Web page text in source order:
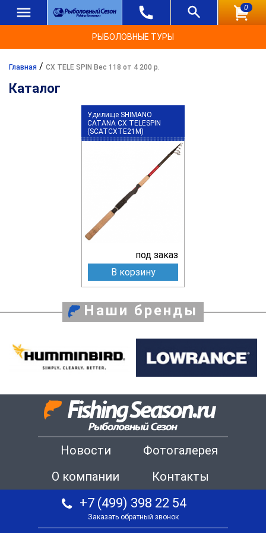
0
РЫБОЛОВНЫЕ ТУРЫ
Главная / CX TELE SPIN Вес 118 от 4 200 р.
Каталог
Удилище SHIMANO
CATANA CX TELESPIN
(SCATCXTE21M)
под заказ
В корзину
Наши бренды
Новости
Фотогалерея
О компании
Контакты
+7 (499) 398 22 54
Заказать обратный звонок